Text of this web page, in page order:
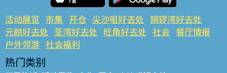
活动展览 市集 开仓 尖沙咀好去处 铜锣湾好去处
元朗好去处 荃湾好去处 旺角好去处 社会 餐厅情报
户外郊游 社会福利
热门类别